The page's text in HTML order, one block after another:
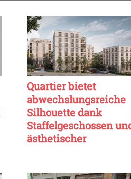
Quartier bietet
abwechslungsreiche
Silhouette dank
Staffelgeschossen
ästhetischer